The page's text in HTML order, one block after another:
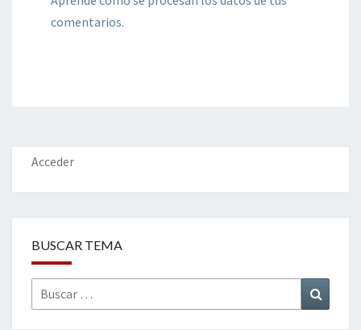
comentarios.
Acceder
BUSCAR TEMA
Buscar
por: